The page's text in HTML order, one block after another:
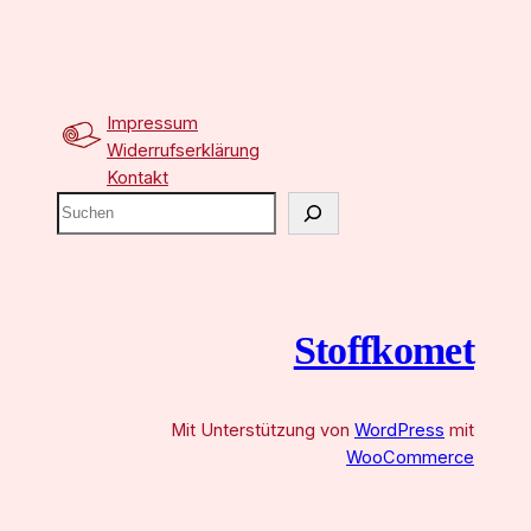
Impressum
Widerrufserklärung
Kontakt
S
u
Stoffkomet
Mit Unterstützung von WordPress mit
WooCommerce